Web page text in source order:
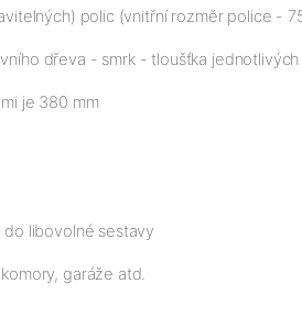
polic (vnitřní rozměr police -
dřeva - smrk - tloušťka
je 380 mm
libovolné sestavy
garáže atd.